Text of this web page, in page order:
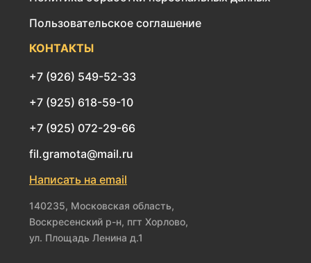
Пользовательское соглашение
КОНТАКТЫ
+7 (926) 549-52-33
+7 (925) 618-59-10
+7 (925) 072-29-66
fil.gramota@mail.ru
Написать на email
140235, Московская область,
Воскресенский р-н, пгт Хорлово,
ул. Площадь Ленина д.1